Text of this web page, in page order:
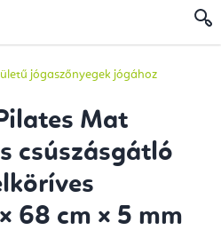
jógaszőnyegek jógához
Mat
csúszásgátló
68 cm × 5 mm